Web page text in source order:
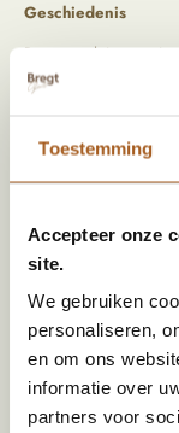
Toestemming
Accepteer onze
site.
We gebruiken
personaliseren,
en om ons
informatie over
partners voor
Geschiedenis
Deze prachtige
bijzondere locaties
zoeken naar die
uniek en hebben ze
Specificaties
Kleur
Land van herkomst